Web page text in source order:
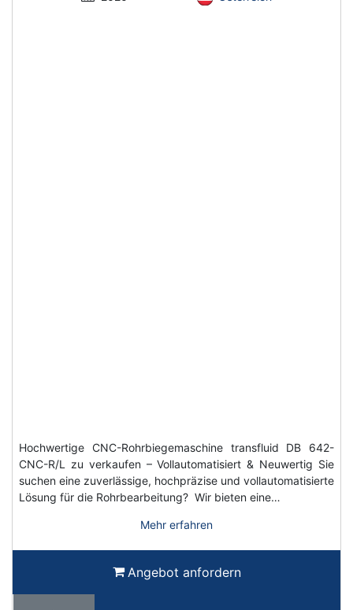
Hochwertige CNC-Rohrbiegemaschine transfluid DB 642-
CNC-R/L zu verkaufen – Vollautomatisiert & Neuwertig Sie
suchen eine zuverlässige, hochpräzise und vollautomatisierte
Lösung für die Rohrbearbeitung? Wir bieten eine…
Mehr erfahren
Angebot anfordern